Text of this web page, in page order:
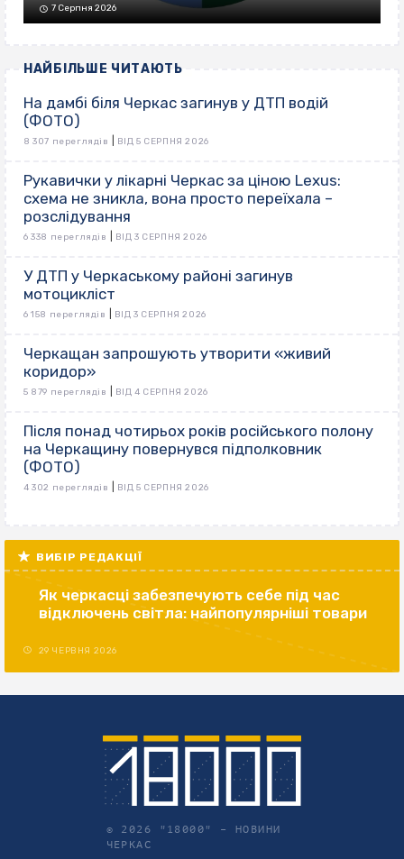
7 Серпня 2026
НАЙБІЛЬШЕ ЧИТАЮТЬ
На дамбі біля Черкас загинув у ДТП водій
(ФОТО)
8 307 переглядів ВІД 5 СЕРПНЯ 2026
Рукавички у лікарні Черкас за ціною Lexus:
схема не зникла, вона просто переїхала –
розслідування
6 338 переглядів ВІД 3 СЕРПНЯ 2026
У ДТП у Черкаському районі загинув
мотоцикліст
6 158 переглядів ВІД 3 СЕРПНЯ 2026
Черкащан запрошують утворити «живий
коридор»
5 879 переглядів ВІД 4 СЕРПНЯ 2026
Після понад чотирьох років російського полону
на Черкащину повернувся підполковник
(ФОТО)
4 302 переглядів ВІД 5 СЕРПНЯ 2026
ВИБІР РЕДАКЦІЇ
Як черкасці забезпечують себе під час
відключень світла: найпопулярніші товари
29 ЧЕРВНЯ 2026
© 2026 "18000" – НОВИНИ
ЧЕРКАС